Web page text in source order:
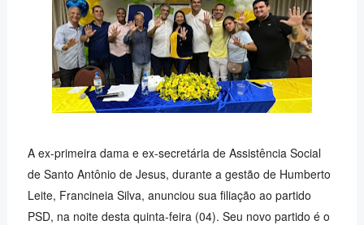
A ex-primeira dama e ex-secretária de Assistência Social
de Santo Antônio de Jesus, durante a gestão de Humberto
Leite, Francineia Silva, anunciou sua filiação ao partido
PSD, na noite desta quinta-feira (04). Seu novo partido é o